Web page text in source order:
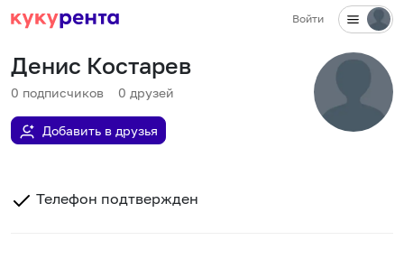
Войти
Денис Костарев
0 подписчиков 0 друзей
Добавить в друзья
Телефон подтвержден